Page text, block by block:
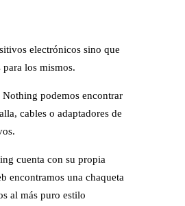
electrónicos sino que
los mismos.
podemos encontrar
cables o adaptadores de
cuenta con su propia
encontramos una chaqueta
al más puro estilo